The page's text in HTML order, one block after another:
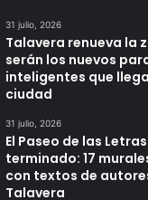
31 julio, 2026
Talavera renueva la
serán los nuevos
inteligentes que
ciudad
31 julio, 2026
El Paseo de las
terminado: 17
con textos de
Talavera